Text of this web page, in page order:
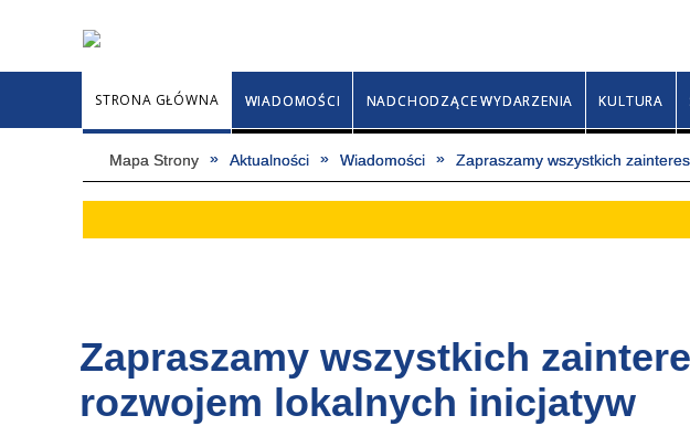
Sobota, 8
STRONA GŁÓWNA WIADOMOŚCI NADCHODZĄCE WYDARZENIA KULTURA
Mapa Strony Aktualności Wiadomości Zapraszamy wszystkich
Zapraszamy wszystkich
rozwojem lokalnych inicjatyw